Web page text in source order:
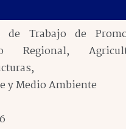
de Trabajo de
Regional,
y Medio Ambiente